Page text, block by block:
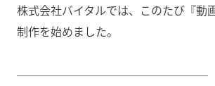
株式会社バイタルでは、このたび『動
制作を始めました。
─────────────────